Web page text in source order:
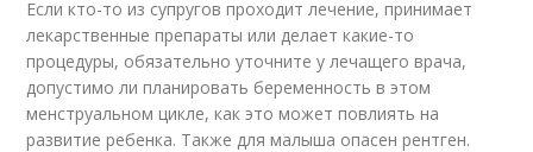
Если кто-то из супругов проходит лечение, принимает
лекарственные препараты или делает какие-то
процедуры, обязательно уточните у лечащего врача,
допустимо ли планировать беременность в этом
менструальном цикле, как это может повлиять на
развитие ребенка. Также для малыша опасен рентген.